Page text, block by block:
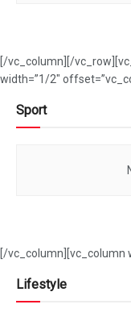
[/vc_column][/
width=”1/2″
Sport
[/vc_column][vc_column
Lifestyle